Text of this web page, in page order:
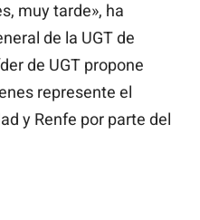
muy tarde», ha
de la UGT de
de UGT propone
represente el
y Renfe por parte del